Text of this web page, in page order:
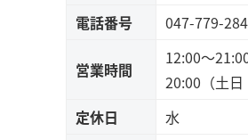
電話番号
047-779-
営業時間
12:00～
20:00（土日
定休日
水